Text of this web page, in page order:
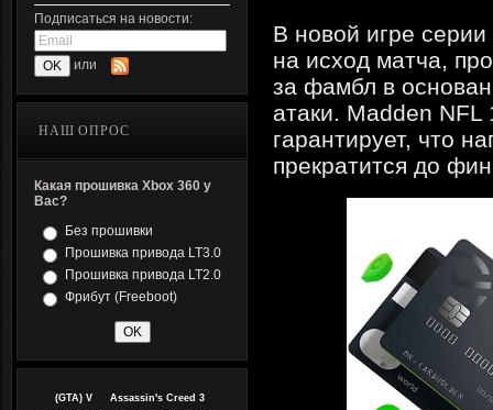
Подписаться на новости:
или
НАШ ОПРОС
Какая прошивка Xbox 360 у
Вас?
Без прошивки
Прошивка привода LT3.0
Прошивка привода LT2.0
Фрибут (Freeboot)
(GTA) V
Assassin's Creed 3
В новой игре
на исход матча,
за фамбл в
атаки. Madden
гарантирует, что
прекратится до